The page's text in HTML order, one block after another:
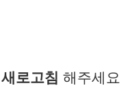
새로고침 해주세요